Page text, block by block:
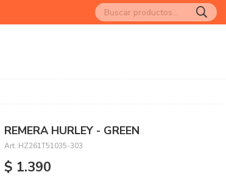
REMERA HURLEY - GREEN
HZ261T51035-303
$ 1.390